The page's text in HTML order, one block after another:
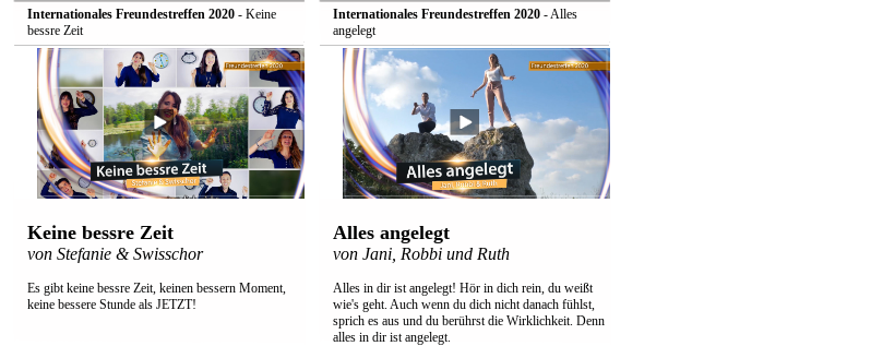
Internationales Freundestreffen 2020- Keine
bessre Zeit
Keine bessre Zeit
von Stefanie & Swisschor
Es gibt keine bessre Zeit, keinen bessern Moment,
keine bessere Stunde als JETZT!
Internationales Freundestreffen 2020- Alles
angelegt
Alles angelegt
von Jani, Robbi und Ruth
Alles in dir ist angelegt! Hör in dich rein, du weißt
wie's geht. Auch wenn du dich nicht danach fühlst,
sprich es aus und du berührst die Wirklichkeit. Denn
alles in dir ist angelegt.